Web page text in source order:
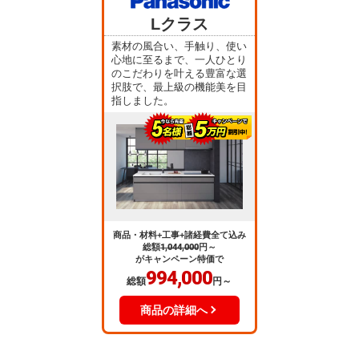
Lクラス
素材の風合い、手触り、使い
心地に至るまで、一人ひとり
のこだわりを叶える豊富な選
択肢で、最上級の機能美を目
指しました。
商品・材料+工事+諸経費全て込み
総額1,044,000円～
がキャンペーン特価で
総額994,000円～
商品の詳細へ